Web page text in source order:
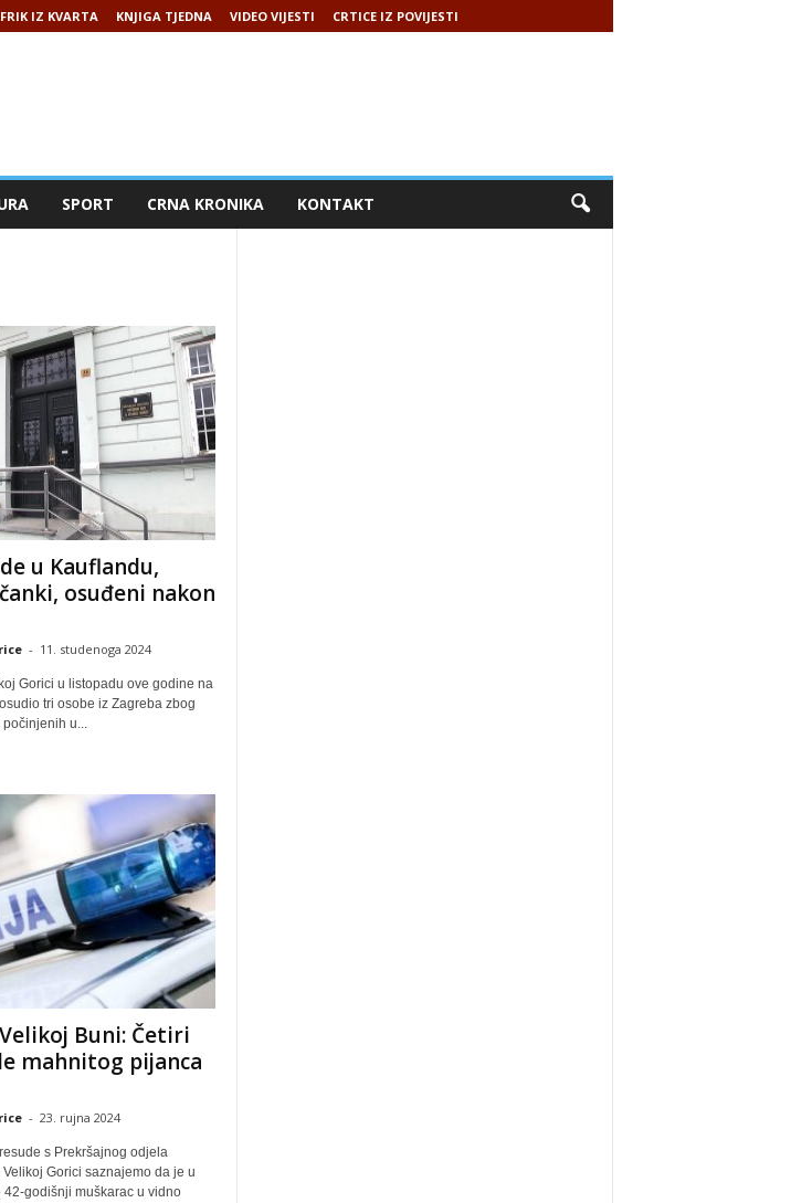
FRIK IZ KVARTA KNJIGA TJEDNA VIDEO VIJESTI CRTICE IZ POVIJESTI
SPORT CRNA KRONIKA KONTAKT
u Kauflandu,
osuđeni nakon
- 11. studenoga 2024
Gorici u listopadu ove godine na
tri osobe iz Zagreba zbog
u...
Buni: Četiri
mahnitog pijanca
- 23. rujna 2024
s Prekršajnog odjela
Gorici saznajemo da je u
godišnji muškarac u vidno